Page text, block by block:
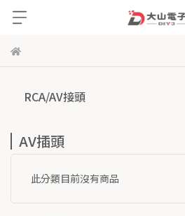
RCA/AV接頭
AV插頭
此分類目前沒有商品